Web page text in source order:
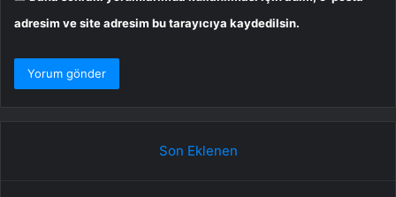
adresim ve site adresim bu tarayıcıya kaydedilsin.
Son Eklenen